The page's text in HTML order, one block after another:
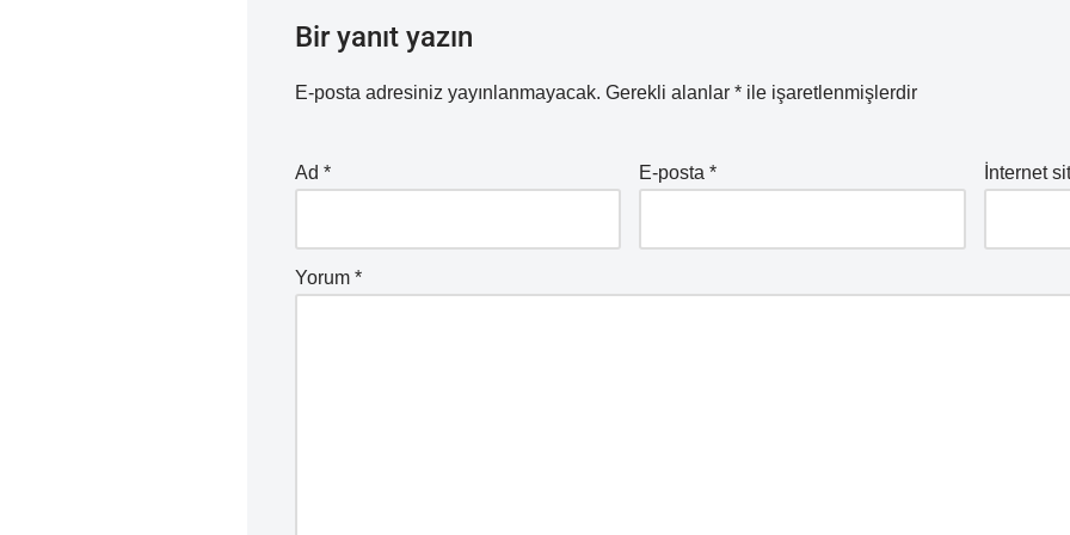
Bir yanıt yazın
E-posta adresiniz yayınlanmayacak. Gerekli alanlar *ile işaretlenmişlerdir
Ad * E-posta* İnternet
Yorum *